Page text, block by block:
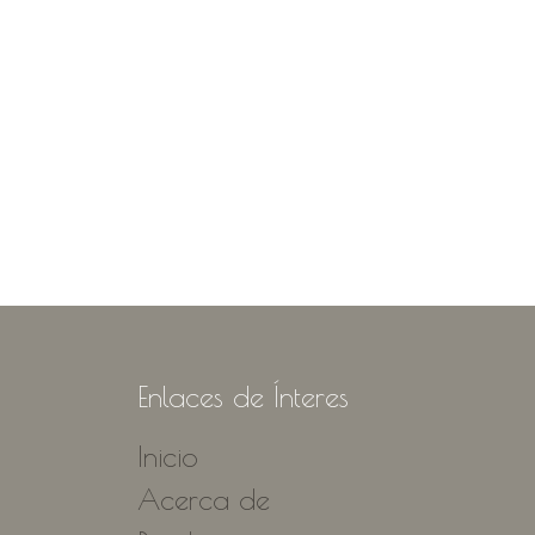
Enlaces de Ínteres
Inicio
Acerca de